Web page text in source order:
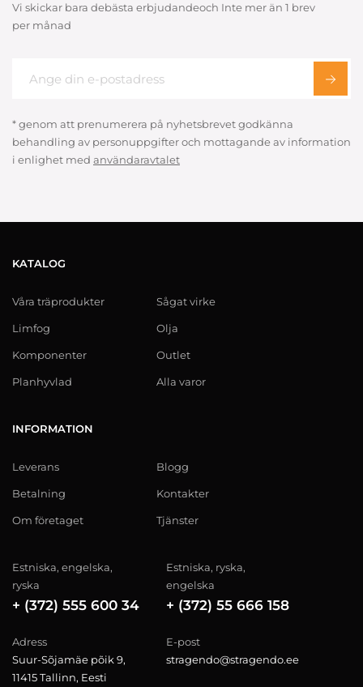
Vi skickar bara debästa erbjudandeoch Inte mer än 1 brev
per månad
* genom att prenumerera på nyhetsbrevet godkänna
behandling av personuppgifter och mottagande av information
i enlighet med användaravtalet
KATALOG
Våra träprodukter
Limfog
Komponenter
Planhyvlad
Sågat virke
Olja
Outlet
Alla varor
INFORMATION
Leverans
Betalning
Om företaget
Blogg
Kontakter
Tjänster
Estniska, engelska,
ryska
+ (372) 555 600 34
Estniska, ryska,
engelska
+ (372) 55 666 158
Adress
Suur-Sõjamäe põik 9,
11415 Tallinn, Eesti
E-post
stragendo@stragendo.ee